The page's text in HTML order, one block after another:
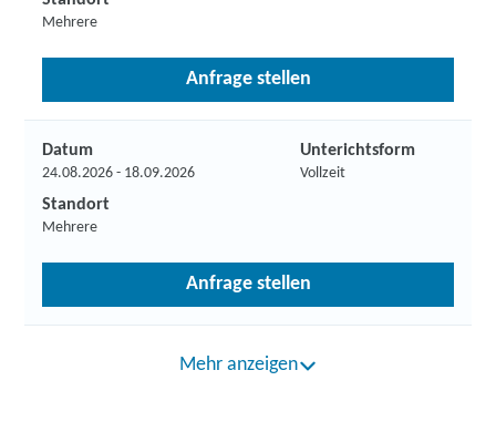
Mehrere
Anfrage stellen
Datum
24.08.2026 - 18.09.2026
Unterichtsform
Vollzeit
Standort
Mehrere
Anfrage stellen
Mehr anzeigen